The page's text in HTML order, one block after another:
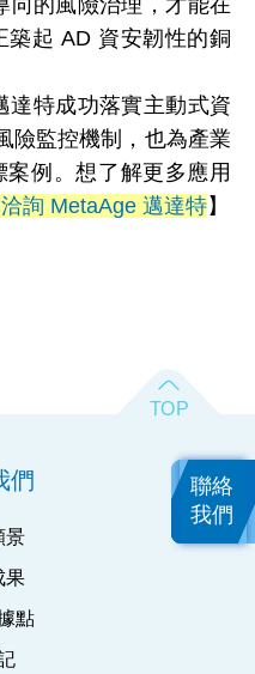
起 AD 資安韌性的銅
達特成功落實主動式資
險監控機制，也為產業
例。想了解更多應用
詢 MetaAge 邁達特】
們
景
果
點
聯絡
我們